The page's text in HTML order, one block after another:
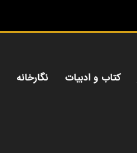
کتاب و ادبیات نگارخانه